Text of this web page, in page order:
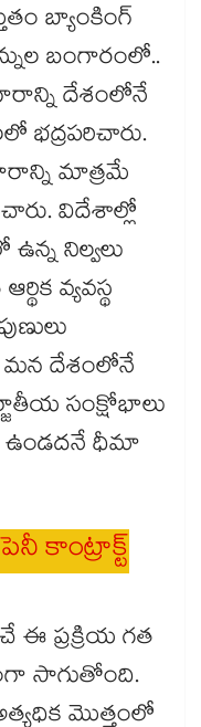
బ్యాంకింగ్
బంగారంలో..
దేశంలోనే
భద్రపరిచారు.
మాత్రమే
విదేశాల్లో
నిల్వలు
వ్యవస్థ
మన దేశంలోనే
సంక్షోభాలు
ఉండదనే ధీమా
కాంట్రాక్ట్
ఈ ప్రక్రియ గత
సాగుతోంది.
మొత్తంలో